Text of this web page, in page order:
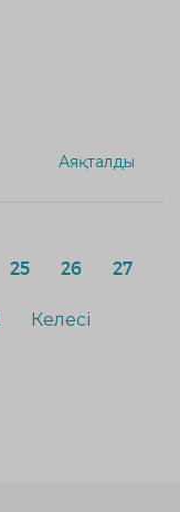
Аяқталды
25 26 27
Келесі